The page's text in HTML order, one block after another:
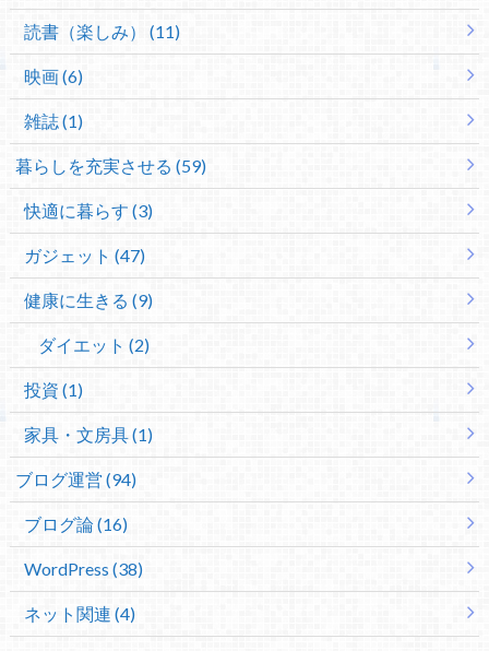
読書（楽しみ） (11)
映画 (6)
雑誌 (1)
暮らしを充実させる (59)
快適に暮らす (3)
ガジェット (47)
健康に生きる (9)
ダイエット (2)
投資 (1)
家具・文房具 (1)
ブログ運営 (94)
ブログ論 (16)
WordPress (38)
ネット関連 (4)